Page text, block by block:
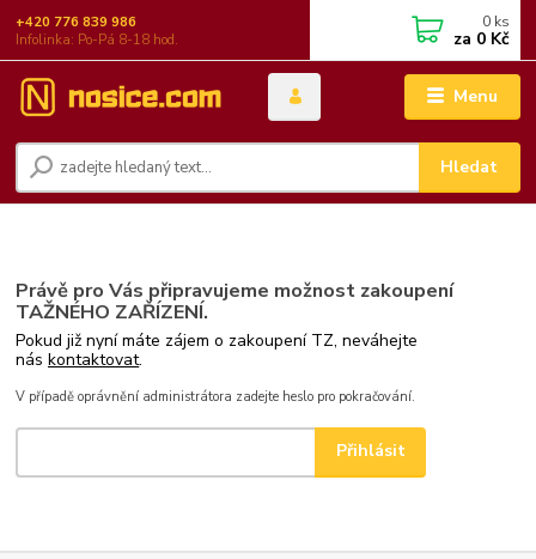
Menu
Hledat
+420 776 839 986
Infolinka: Po-Pá 8-18 hod.
0 ks
za 0 Kč
Právě pro Vás připravujeme možnost zakoupení
TAŽNÉHO ZAŘÍZENÍ.
Pokud již nyní máte zájem o zakoupení TZ, neváhejte
náskontaktovat.
V případě oprávnění administrátora zadejte heslo pro pokračování.